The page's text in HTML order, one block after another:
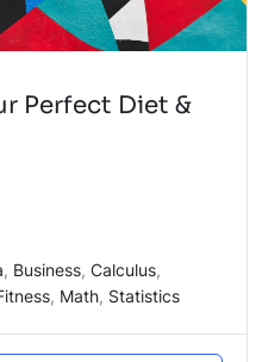
Perfect Diet &
, Business, Calculus,
, Math, Statistics